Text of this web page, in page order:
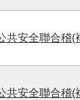
共安全聯合稽(
共安全聯合稽(